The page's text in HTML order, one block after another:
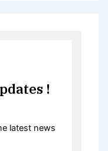
!
latest news